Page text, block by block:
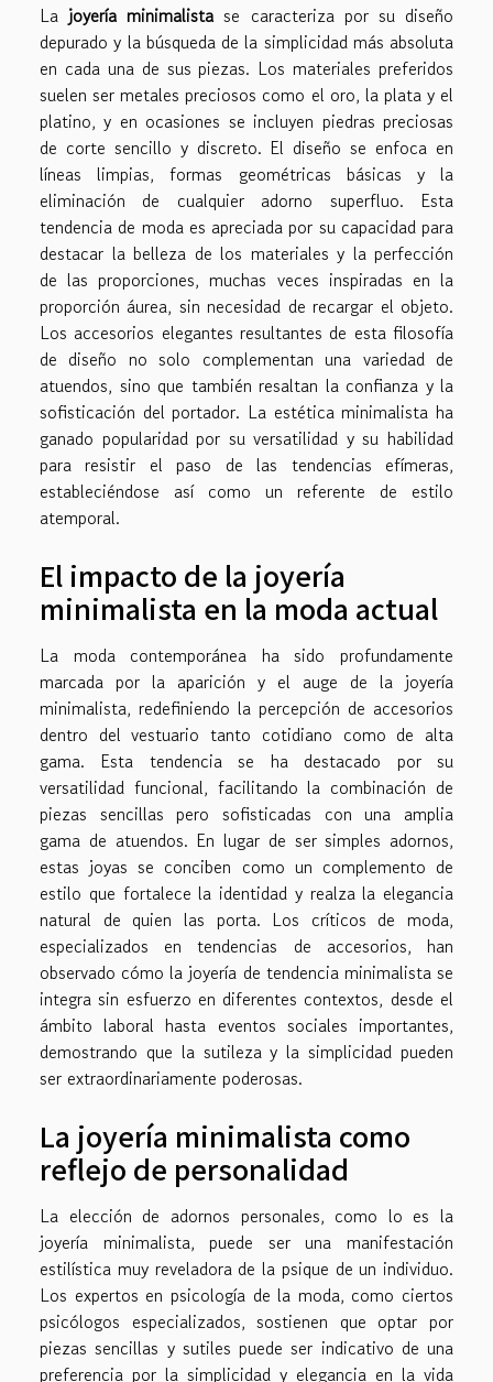
La joyería minimalista se caracteriza por su diseño
depurado y la búsqueda de la simplicidad más absoluta
en cada una de sus piezas. Los materiales preferidos
suelen ser metales preciosos como el oro, la plata y el
platino, y en ocasiones se incluyen piedras preciosas
de corte sencillo y discreto. El diseño se enfoca en
líneas limpias, formas geométricas básicas y la
eliminación de cualquier adorno superfluo. Esta
tendencia de moda es apreciada por su capacidad para
destacar la belleza de los materiales y la perfección
de las proporciones, muchas veces inspiradas en la
proporción áurea, sin necesidad de recargar el objeto.
Los accesorios elegantes resultantes de esta filosofía
de diseño no solo complementan una variedad de
atuendos, sino que también resaltan la confianza y la
sofisticación del portador. La estética minimalista ha
ganado popularidad por su versatilidad y su habilidad
para resistir el paso de las tendencias efímeras,
estableciéndose así como un referente de estilo
atemporal.
El impacto de la joyería
minimalista en la moda actual
La moda contemporánea ha sido profundamente
marcada por la aparición y el auge de la joyería
minimalista, redefiniendo la percepción de accesorios
dentro del vestuario tanto cotidiano como de alta
gama. Esta tendencia se ha destacado por su
versatilidad funcional, facilitando la combinación de
piezas sencillas pero sofisticadas con una amplia
gama de atuendos. En lugar de ser simples adornos,
estas joyas se conciben como un complemento de
estilo que fortalece la identidad y realza la elegancia
natural de quien las porta. Los críticos de moda,
especializados en tendencias de accesorios, han
observado cómo la joyería de tendencia minimalista se
integra sin esfuerzo en diferentes contextos, desde el
ámbito laboral hasta eventos sociales importantes,
demostrando que la sutileza y la simplicidad pueden
ser extraordinariamente poderosas.
La joyería minimalista como
reflejo de personalidad
La elección de adornos personales, como lo es la
joyería minimalista, puede ser una manifestación
estilística muy reveladora de la psique de un individuo.
Los expertos en psicología de la moda, como ciertos
psicólogos especializados, sostienen que optar por
piezas sencillas y sutiles puede ser indicativo de una
preferencia por la simplicidad y elegancia en la vida